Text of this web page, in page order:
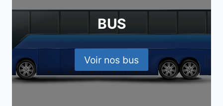
BUS
Voir nos bus